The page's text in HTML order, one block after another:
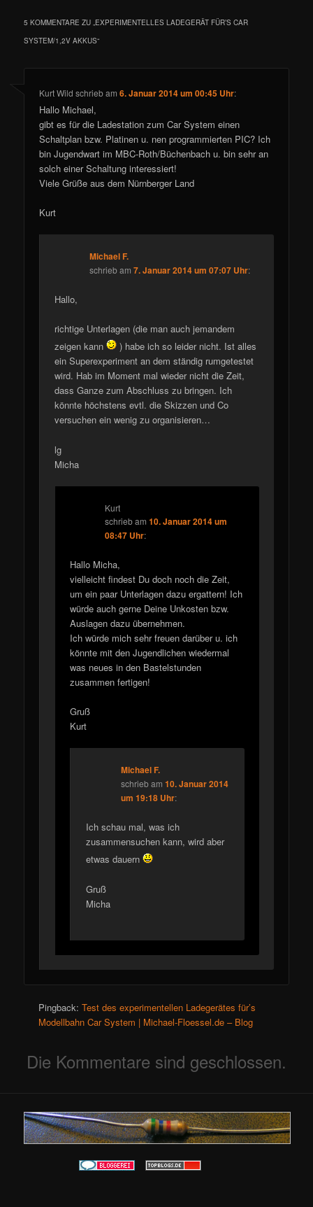
5 KOMMENTARE ZU „EXPERIMENTELLES LADEGERÄT FÜR’S CAR
SYSTEM/1,2V AKKUS“
Kurt Wild schriebam6. Januar 2014 um 00:45 Uhr:
Hallo Michael,
gibt es für die Ladestation zum Car System einen
Schaltplan bzw. Platinen u. nen programmierten PIC? Ich
bin Jugendwart im MBC-Roth/Büchenbach u. bin sehr an
solch einer Schaltung interessiert!
Viele Grüße aus dem Nürnberger Land
Kurt
Michael F.
schriebam7. Januar 2014 um 07:07 Uhr:
Hallo,
richtige Unterlagen (die man auch jemandem
zeigen kann
) habe ich so leider nicht. Ist alles
ein Superexperiment an dem ständig rumgetestet
wird. Hab im Moment mal wieder nicht die Zeit,
dass Ganze zum Abschluss zu bringen. Ich
könnte höchstens evtl. die Skizzen und Co
versuchen ein wenig zu organisieren…
lg
Micha
Kurt
schriebam10. Januar 2014 um
08:47 Uhr:
Hallo Micha,
vielleicht findest Du doch noch die Zeit,
um ein paar Unterlagen dazu ergattern! Ich
würde auch gerne Deine Unkosten bzw.
Auslagen dazu übernehmen.
Ich würde mich sehr freuen darüber u. ich
könnte mit den Jugendlichen wiedermal
was neues in den Bastelstunden
zusammen fertigen!
Gruß
Kurt
Michael F.
schriebam 10. Januar 2014
um 19:18 Uhr:
Ich schau mal, was ich
zusammensuchen kann, wird aber
etwas dauern
Gruß
Micha
Pingback:Test des experimentellen Ladegerätes für’s
Modellbahn Car System | Michael-Floessel.de – Blog
Die Kommentare sind geschlossen.